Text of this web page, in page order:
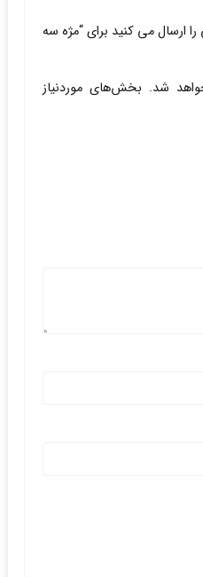
ارسال می کنید برای “مژه سه
شد. بخش‌های موردنیاز